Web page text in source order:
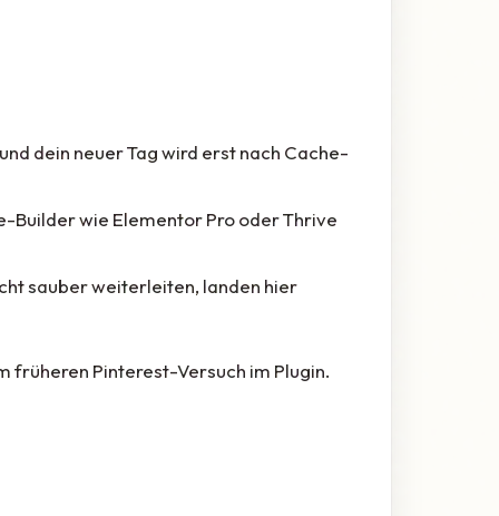
dein neuer Tag wird erst nach Cache-
wie Elementor Pro oder Thrive
sauber weiterleiten, landen hier
früheren Pinterest-Versuch im Plugin.